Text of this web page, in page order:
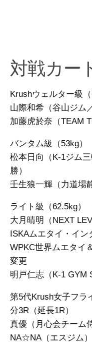
対戦カー
Krushウェルター級
山際和希（谷山ジム
加藤虎於奈（TEAM
バンタム級（53kg）
松本日向（K-1ジム
勝）
壬生狼一輝（力道場
ライト級（62.5kg）
大月晴明（NEXT
ISKAムエタイ・イ
WPKC世界ムエタイ
変更
明戸仁志（K-1 GYM
第5代Krush女子フ
分3R（延長1R）
真優（月心会チーム
NA☆NA（エスジム）